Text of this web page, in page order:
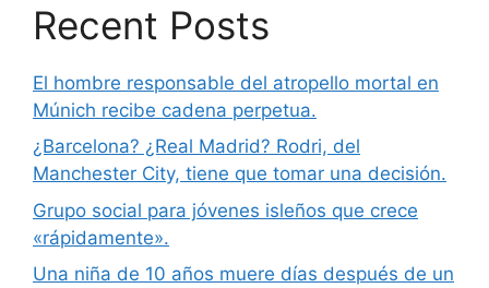
Recent Posts
El hombre responsable del atropello mortal en
Múnich recibe cadena perpetua.
¿Barcelona? ¿Real Madrid? Rodri, del
Manchester City, tiene que tomar una decisión.
Grupo social para jóvenes isleños que crece
«rápidamente».
Una niña de 10 años muere días después de un